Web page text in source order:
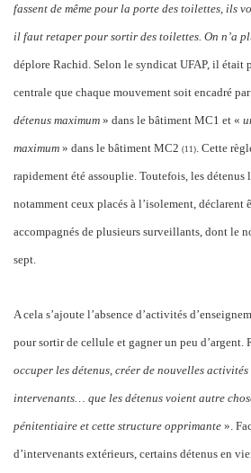
fassent de même pour la porte des toilettes, ils
il faut retaper pour sortir des toilettes. On n’a
déplore Rachid. Selon le syndicat UFAP, il était
centrale que chaque mouvement soit encadré
détenus maximum » dans le bâtiment MC1 et «
maximum » dans le bâtiment MC2 (11 ) . Cette
rapidement été assouplie. Toutefois, les détenus
notamment ceux placés à l’isolement, déclarent
accompagnés de plusieurs surveillants, dont le
sept.
A cela s’ajoute l’absence d’activités
pour sortir de cellule et gagner un peu d’argent.
occuper les détenus, créer de nouvelles activités
intervenants… que les détenus voient autre
pénitentiaire et cette structure opprimante ».
d’intervenants extérieurs, certains détenus en